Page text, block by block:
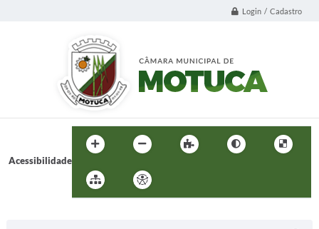
Login / Cadastro
Acessibilidade